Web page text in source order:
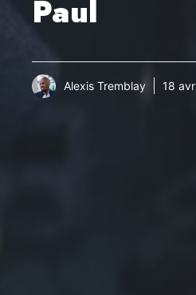
Paul
Alexis Tremblay 18